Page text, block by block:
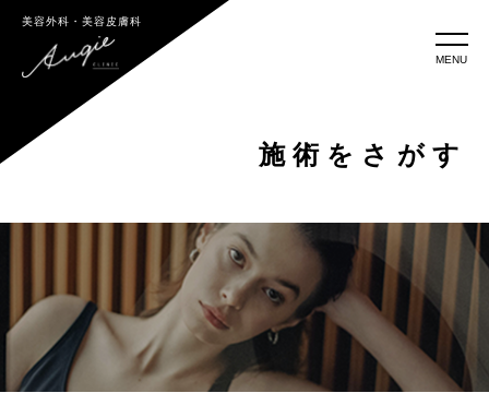
美容外科・美容皮膚科
MENU
施術をさがす